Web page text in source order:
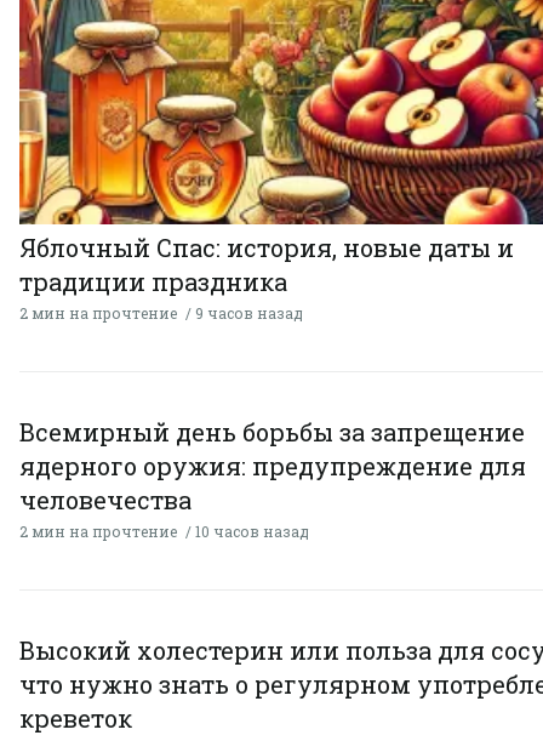
Яблочный Спас: история, новые даты и
традиции праздника
2 мин на прочтение 9 часов назад
Всемирный день борьбы за запрещение
ядерного оружия: предупреждение для
человечества
2 мин на прочтение 10 часов назад
Высокий холестерин или польза для
что нужно знать о регулярном
креветок